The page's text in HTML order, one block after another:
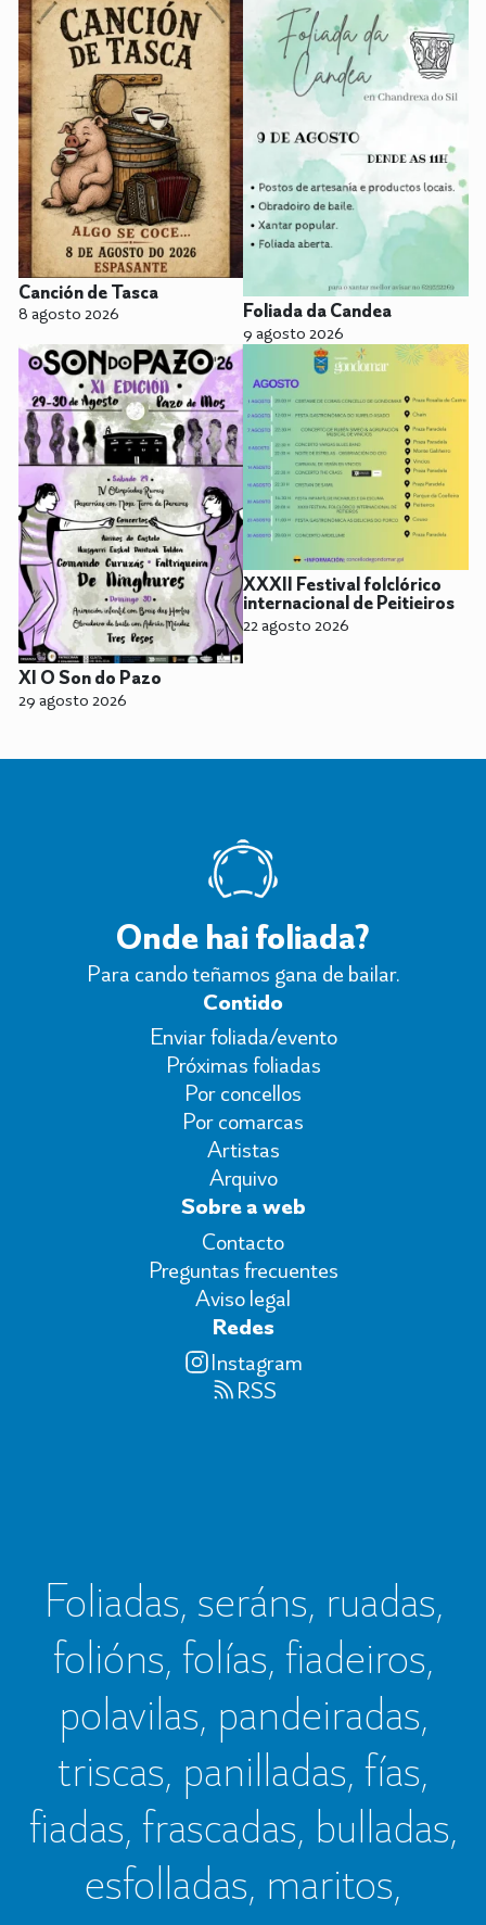
Canción de Tasca
8 agosto 2026
Foliada da Candea
9 agosto 2026
XI O Son do Pazo
29 agosto 2026
XXXII Festival folclórico
internacional de Peitieiros
22 agosto 2026
Onde hai foliada?
Para cando teñamos gana de bailar.
Contido
Enviar foliada/evento
Próximas foliadas
Por concellos
Por comarcas
Artistas
Arquivo
Sobre a web
Contacto
Preguntas frecuentes
Aviso legal
Redes
Instagram
RSS
Foliadas, seráns, ruadas,
folións, folías, fiadeiros,
polavilas, pandeiradas,
triscas, panilladas, fías,
fiadas, frascadas, bulladas,
esfolladas, maritos,